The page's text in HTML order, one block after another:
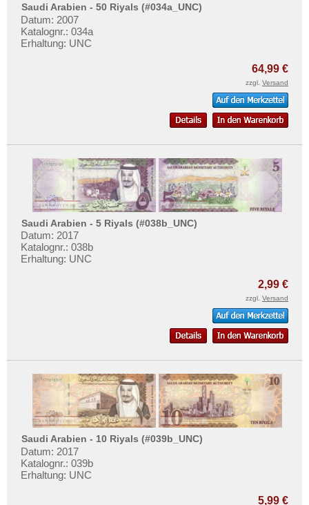
Saudi Arabien - 50 Riyals (#034a_UNC)
Datum: 2007
Katalognr.: 034a
Erhaltung: UNC
64,99 €
zzgl. Versand
Saudi Arabien - 5 Riyals (#038b_UNC)
Datum: 2017
Katalognr.: 038b
Erhaltung: UNC
2,99 €
zzgl. Versand
Saudi Arabien - 10 Riyals (#039b_UNC)
Datum: 2017
Katalognr.: 039b
Erhaltung: UNC
5,99 €